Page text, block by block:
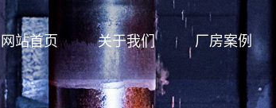
网站首页 关于我们 厂房案例